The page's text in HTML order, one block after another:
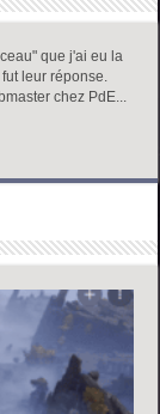
que j'ai eu la
leur réponse.
chez PdE...